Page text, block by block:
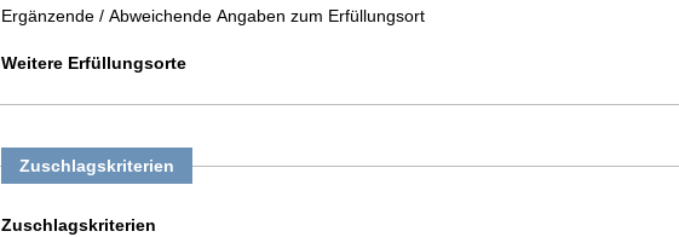
Ergänzende / Abweichende Angaben zum Erfüllungsort
Weitere Erfüllungsorte
Zuschlagskriterien
Zuschlagskriterien